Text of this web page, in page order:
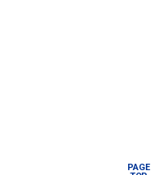
PAGE